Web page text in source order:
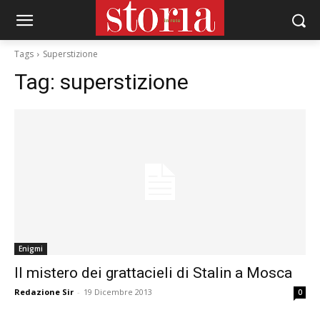
Tags Superstizione
Tag: superstizione
Enigmi
Il mistero dei grattacieli di Stalin a Mosca
Redazione Sir - 19 Dicembre 2013 0